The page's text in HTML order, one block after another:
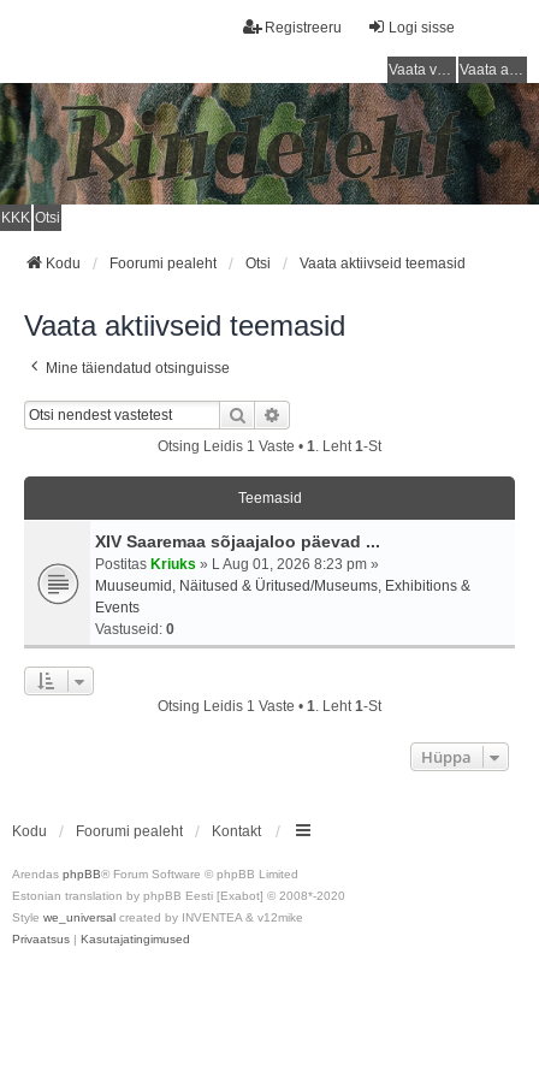
Logi sisse
Registreeru
Vaata vastamata teemasi Vaata aktiivseid teemasid
KKK Otsi
Kodu Foorumi pealeht Otsi Vaata aktiivseid teemasid
Vaata aktiivseid teemasid
Mine täiendatud otsinguisse
Otsi
Otsing Leidis 1 Vaste • 1. Leht1-st
Teemasid
XIV Saaremaa sõjaajaloo päevad ...
Postitas Kriuks » L Aug 01, 2026 8:23 pm »
Muuseumid, Näitused & Üritused/Museums, Exhibitions &
Events
Vastuseid: 0
Otsing Leidis 1 Vaste • 1. Leht1-st
Hüppa
Kodu Foorumi pealeht Kontakt
Arendas phpBB® Forum Software © phpBB Limited
Estonian translation by phpBB Eesti [Exabot] © 2008*-2020
Style we_universal created by INVENTEA & v12mike
Privaatsus | Kasutajatingimused